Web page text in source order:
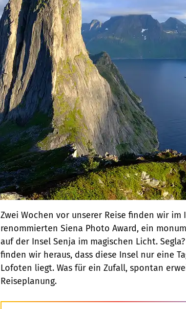
Zwei Wochen vor unserer Reise finden wir
renommierten Siena Photo Award, ein
auf der Insel Senja im magischen Licht.
finden wir heraus, dass diese Insel nur eine
Lofoten liegt. Was für ein Zufall, spontan
Reiseplanung.